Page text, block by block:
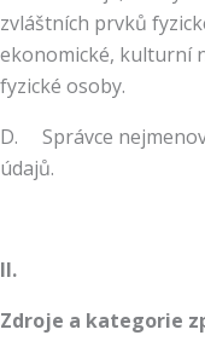
zvláštních prvků
ekonomické, kulturní
fyzické osoby.
D. Správce
údajů.
II.
Zdroje a kategorie